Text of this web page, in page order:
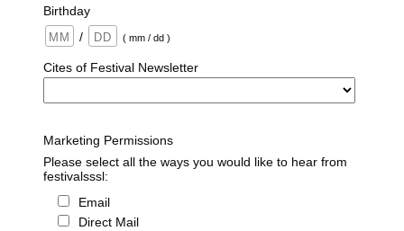
Birthday
/
( mm / dd )
Cites of Festival Newsletter
Marketing Permissions
Please select all the ways you would like to hear from
festivalsssl:
Email
Direct Mail